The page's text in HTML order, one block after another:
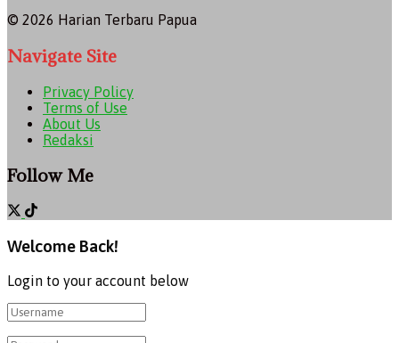
© 2026 Harian Terbaru Papua
Navigate Site
Privacy Policy
Terms of Use
About Us
Redaksi
Follow Me
Welcome Back!
Login to your account below